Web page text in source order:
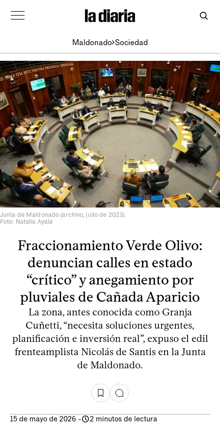
Maldonado Sociedad
Junta de Maldonado (archivo, julio de 2023).
Foto: Natalia Ayala
Fraccionamiento Verde Olivo:
denuncian calles en estado
“crítico” y anegamiento por
pluviales de Cañada Aparicio
La zona, antes conocida como Granja
Cuñetti, “necesita soluciones urgentes,
planificación e inversión real”, expuso el edil
frenteamplista Nicolás de Santis en la Junta
de Maldonado.
15 de mayo de 2026 - 2 minutos de lectura